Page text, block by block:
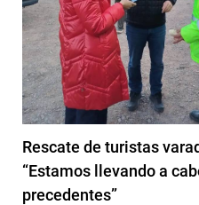
Rescate de turistas
“Estamos llevando a
precedentes”